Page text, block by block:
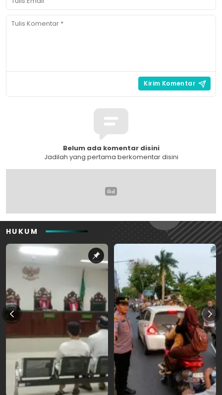
Belum ada komentar disini
Jadilah yang pertama berkomentar disini
HUKUM